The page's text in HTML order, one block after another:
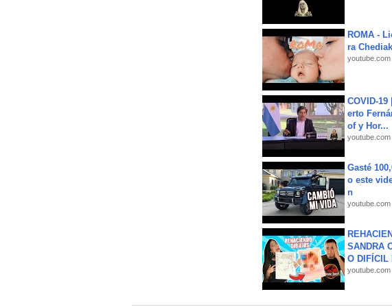
ROMA -
ra
youtube.com
COVID-
erto
of y Hor...
youtube.com
Gasté
o este
n
youtube.com
SANDRA
O DIFÍCIL
youtube.com